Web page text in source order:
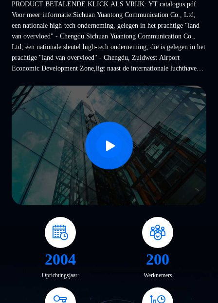
PRODUCT BETALENDE KLICK ALS VRIJK: YT catalogus.pdf
Voor meer informatie:Sichuan Yuantong Communication Co., Ltd,
een nationale high-tech onderneming, gelegen in het prachtige "land
van overvloed" - Chengdu.Sichuan Yuantong Communication Co.,
Ltd, een nationale sleutel high-tech onderneming, die is gelegen in het
prachtige "land van overvloed" - Chengdu, Zuidwest Airport
Economic Development Zone,ligt naast de internationale luchthaven
2004
Oprichtingsjaar:
200
Werknemers